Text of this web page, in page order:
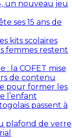
un nouveau jeu
ses 15 ans de
kits scolaires
femmes restent
la COFET mise
de contenu
pour former les
l’enfant
passent à
plafond de verre